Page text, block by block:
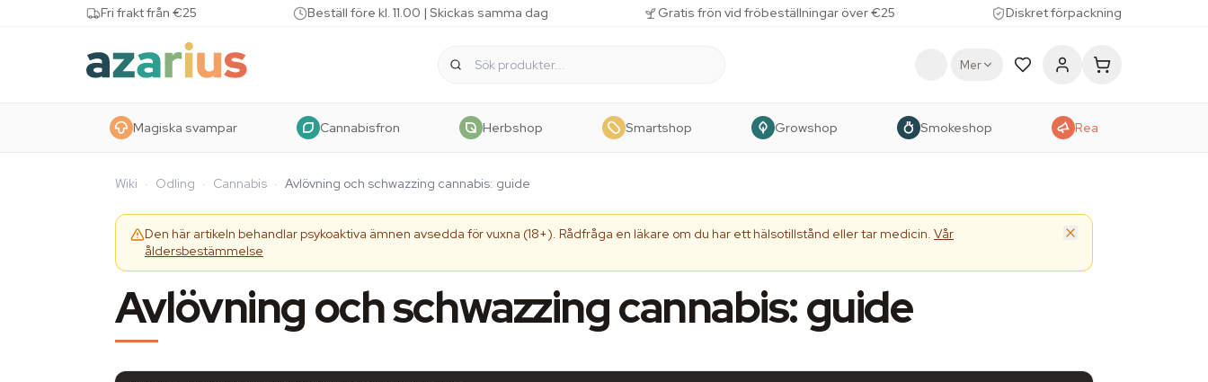
Skip to contentFri frakt från €25 Beställ före kl. 11.00 | Skickas samma dag Gratis frön vid fröbeställningar över €25 Diskret förpackning
Mer
Magiska svampar Cannabisfron Herbshop Smartshop Growshop Smokeshop Rea
Wiki · Odling · Cannabis · Avlövning och schwazzing cannabis: guide
Den här artikeln behandlar psykoaktiva ämnen avsedda för vuxna (18+). Rådfråga en läkare om du har ett hälsotillstånd eller tar medicin. Vår
åldersbestämmelse
Avlövning och schwazzing cannabis: guide